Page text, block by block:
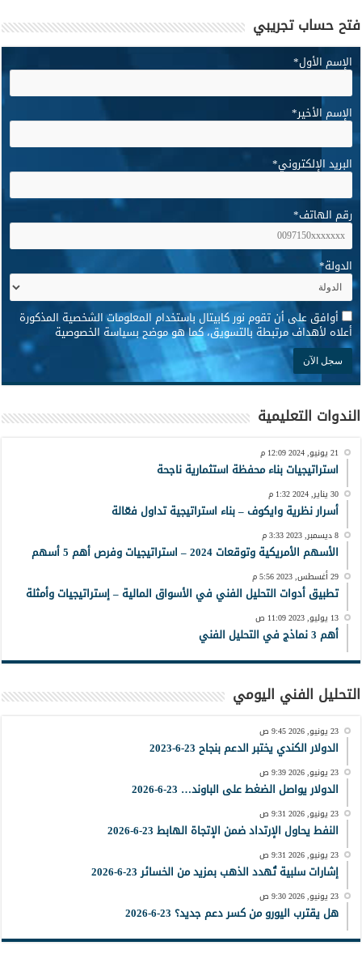
فتح حساب تجريبي
الإسم الأول*
الإسم الأخير*
البريد الإلكتروني*
رقم الهاتف*
الدولة*
* أوافق على أن تقوم نور كابيتال باستخدام المعلومات الشخصية المذكورة
أعلاه لأهداف مرتبطة بالتسويق، كما هو موضح بسياسة الخصوصية
الندوات التعليمية
21 يونيو, 2024 12:09 م
استراتيجيات بناء محفظة استثمارية ناجحة
30 يناير, 2024 1:32 م
أسرار نظرية وايكوف – بناء استراتيجية تداول فعّالة
8 ديسمبر, 2023 3:33 م
الأسهم الأمريكية وتوقعات 2024 – استراتيجيات وفرص أهم 5 أسهم
29 أغسطس, 2023 5:56 م
تطبيق أدوات التحليل الفني في الأسواق المالية – إستراتيجيات وأمثلة
13 يوليو, 2023 11:09 ص
أهم 3 نماذج في التحليل الفني
التحليل الفني اليومي
23 يونيو, 2026 9:45 ص
الدولار الكندي يختبر الدعم بنجاح 23-6-2023
23 يونيو, 2026 9:39 ص
الدولار يواصل الضغط على الباوند… 23-6-2026
23 يونيو, 2026 9:31 ص
النفط يحاول الإرتداد ضمن الإتجاة الهابط 23-6-2026
23 يونيو, 2026 9:31 ص
إشارات سلبية تُهدد الذهب بمزيد من الخسائر 23-6-2026
23 يونيو, 2026 9:30 ص
هل يقترب اليورو من كسر دعم جديد؟ 23-6-2026